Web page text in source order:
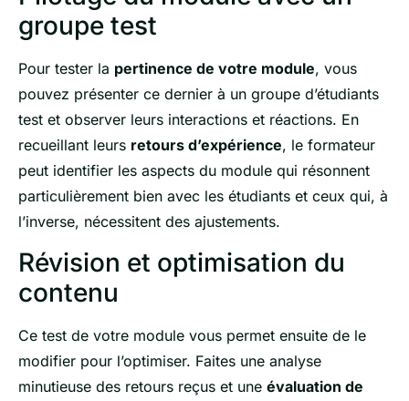
groupe test
Pour tester la pertinence de votre module, vous
pouvez présenter ce dernier à un groupe d’étudiants
test et observer leurs interactions et réactions. En
recueillant leurs retours d’expérience, le formateur
peut identifier les aspects du module qui résonnent
particulièrement bien avec les étudiants et ceux qui, à
l’inverse, nécessitent des ajustements.
Révision et optimisation du
contenu
Ce test de votre module vous permet ensuite de le
modifier pour l’optimiser. Faites une analyse
minutieuse des retours reçus et une évaluation de